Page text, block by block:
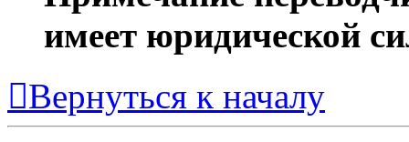
имеет юридической
Вернуться к началу